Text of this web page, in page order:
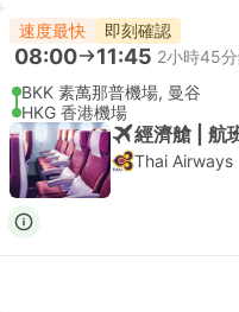
速度最快 即刻確認
08:00 11:45 2小時45
BKK 素萬那普機場, 曼谷
HKG 香港機場
經濟艙 | 航
Thai Airways